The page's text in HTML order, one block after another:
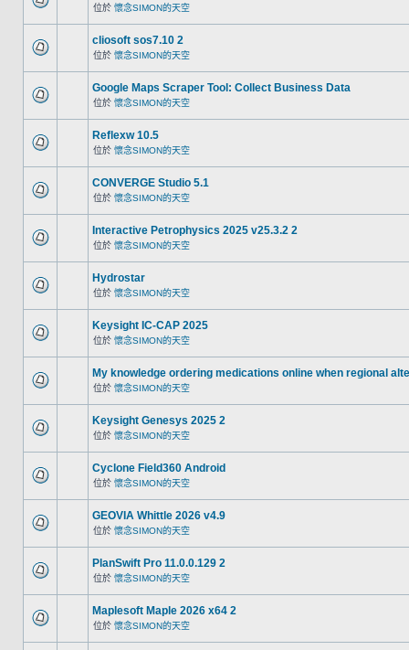
位於 懷念SIMON的天空
cliosoft sos7.10 2
位於 懷念SIMON的天空
Google Maps Scraper Tool: Collect Business Data
位於 懷念SIMON的天空
Reflexw 10.5
位於 懷念SIMON的天空
CONVERGE Studio 5.1
位於 懷念SIMON的天空
Interactive Petrophysics 2025 v25.3.2 2
位於 懷念SIMON的天空
Hydrostar
位於 懷念SIMON的天空
Keysight IC-CAP 2025
位於 懷念SIMON的天空
My knowledge ordering medications online when regional
位於 懷念SIMON的天空
Keysight Genesys 2025 2
位於 懷念SIMON的天空
Cyclone Field360 Android
位於 懷念SIMON的天空
GEOVIA Whittle 2026 v4.9
位於 懷念SIMON的天空
PlanSwift Pro 11.0.0.129 2
位於 懷念SIMON的天空
Maplesoft Maple 2026 x64 2
位於 懷念SIMON的天空